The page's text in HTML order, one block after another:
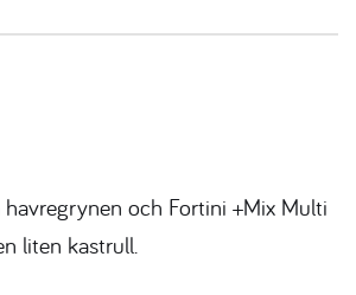
havregrynen och Fortini +Mix Multi
liten kastrull.